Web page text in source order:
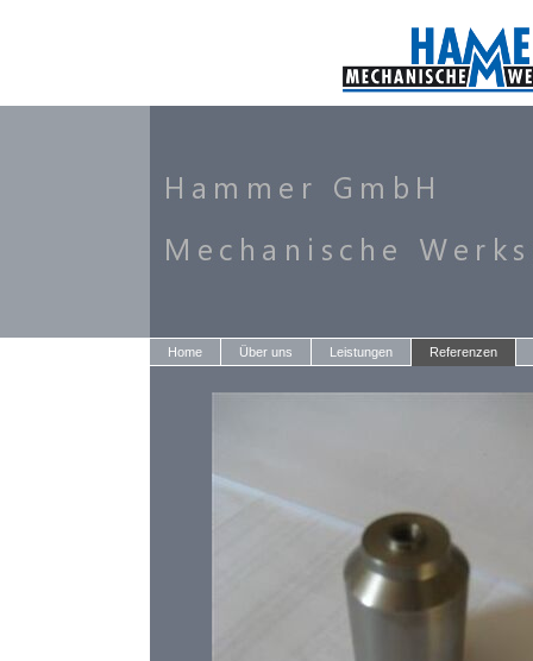
Home Über uns Leistungen Referenzen